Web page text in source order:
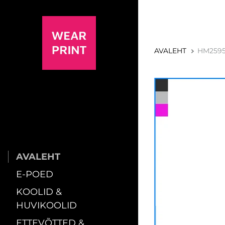
AVALEHT
E-POED
KOOLID &
HUVIKOOLID
AVALEHT